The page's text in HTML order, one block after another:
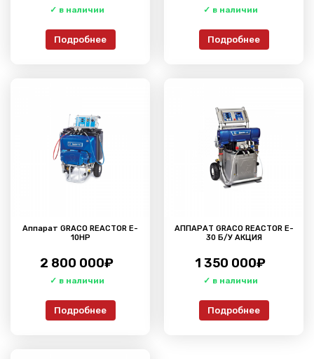
Подробнее Подробнее
Аппарат GRACO REACTOR E-
10HP
2 800 000₽
Подробнее
АППАРАТ GRACO REACTOR E-
30 Б/У АКЦИЯ
1 350 000₽
Подробнее